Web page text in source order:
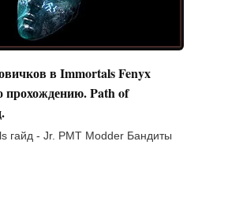
в Immortals Fenyx
прохождению. Path of
гайд - Jr. PMT Modder Бандиты